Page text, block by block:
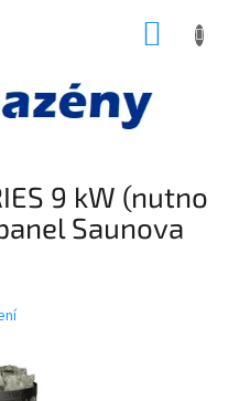
9 kW (nutno
Saunova